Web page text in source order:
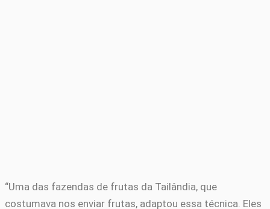
“Uma das fazendas de frutas da Tailândia, que
costumava nos enviar frutas, adaptou essa técnica. Eles